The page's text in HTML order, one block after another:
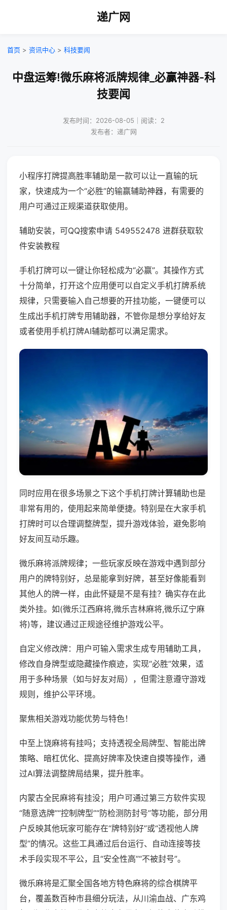
递广网
首页 > 资讯中心 > 科技要闻
中盘运筹!微乐麻将派牌规律_必赢神器-科
技要闻
发布时间：2026-08-05｜阅读：2
发布者：递广网
小程序打牌提高胜率辅助是一款可以让一直输的玩
家，快速成为一个“必胜”的输赢辅助神器，有需要的
用户可通过正规渠道获取使用。
辅助安装，可QQ搜索申请 549552478 进群获取软
件安装教程
手机打牌可以一键让你轻松成为“必赢”。其操作方式
十分简单，打开这个应用便可以自定义手机打牌系统
规律，只需要输入自己想要的开挂功能，一键便可以
生成出手机打牌专用辅助器，不管你是想分享给好友
或者使用手机打牌AI辅助都可以满足需求。
同时应用在很多场景之下这个手机打牌计算辅助也是
非常有用的，使用起来简单便捷。特别是在大家手机
打牌时可以合理调整牌型，提升游戏体验，避免影响
好友间互动乐趣。
微乐麻将派牌规律；一些玩家反映在游戏中遇到部分
用户的牌特别好，总是能拿到好牌，甚至好像能看到
其他人的牌一样，由此怀疑是不是有挂？确实存在此
类外挂。如(微乐江西麻将,微乐吉林麻将,微乐辽宁麻
将)等，建议通过正规途径维护游戏公平。
自定义修改牌：用户可输入需求生成专用辅助工具，
修改自身牌型或隐藏操作痕迹，实现“必胜”效果，适
用于多种场景（如与好友对局），但需注意遵守游戏
规则，维护公平环境。
聚焦相关游戏功能优势与特色！
中至上饶麻将有挂吗；支持透视全局牌型、智能出牌
策略、暗杠优化、提高好牌率及快速自摸等操作，通
过AI算法调整牌局结果，提升胜率。
内蒙古全民麻将有挂没；用户可通过第三方软件实现
“随意选牌”“控制牌型”“防检测防封号”等功能，部分用
户反映其他玩家可能存在“牌特别好”或“透视他人牌
型”的情况。这些工具通过后台运行、自动连接等技
术手段实现不平公，且“安全性高”“不被封号”。
微乐麻将是汇聚全国各地方特色麻将的综合棋牌平
台，覆盖数百种市县细分玩法，从川渝血战、广东鸡